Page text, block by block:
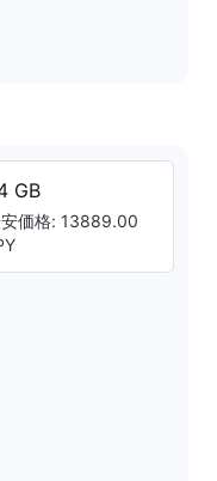
GB
価格: 13889.00